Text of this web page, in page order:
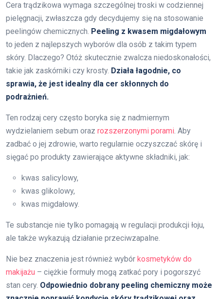
Cera trądzikowa wymaga szczególnej troski w codziennej
pielęgnacji, zwłaszcza gdy decydujemy się na stosowanie
peelingów chemicznych. Peeling z kwasem migdałowym
to jeden z najlepszych wyborów dla osób z takim typem
skóry. Dlaczego? Otóż skutecznie zwalcza niedoskonałości,
takie jak zaskórniki czy krosty. Działa łagodnie, co
sprawia, że jest idealny dla cer skłonnych do
podrażnień.
Ten rodzaj cery często boryka się z nadmiernym
wydzielaniem sebum oraz rozszerzonymi porami. Aby
zadbać o jej zdrowie, warto regularnie oczyszczać skórę i
sięgać po produkty zawierające aktywne składniki, jak:
kwas salicylowy,
kwas glikolowy,
kwas migdałowy.
Te substancje nie tylko pomagają w regulacji produkcji łoju,
ale także wykazują działanie przeciwzapalne.
Nie bez znaczenia jest również wybór kosmetyków do
makijażu – ciężkie formuły mogą zatkać pory i pogorszyć
stan cery. Odpowiednio dobrany peeling chemiczny może